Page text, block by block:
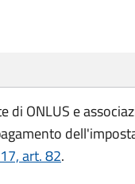
di ONLUS e
art. 82.